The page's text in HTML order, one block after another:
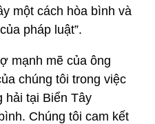
một cách hòa bình và
pháp luật”.
mạnh mẽ của ông
chúng tôi trong việc
hải tại Biển Tây
Chúng tôi cam kết